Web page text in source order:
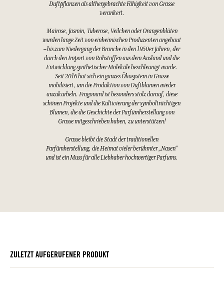
Duftpflanzen als althergebrachte Fähigkeit von Grasse
verankert.
Mairose, Jasmin, Tuberose, Veilchen oder Orangenblüten
wurden lange Zeit von einheimischen Produzenten angebaut
– bis zum Niedergang der Branche in den 1950er Jahren, der
durch den Import von Rohstoffen aus dem Ausland und die
Entwicklung synthetischer Moleküle beschleunigt wurde.
Seit 2016 hat sich ein ganzes Ökosystem in Grasse
mobilisiert, um die Produktion von Duftblumen wieder
anzukurbeln. Fragonard ist besonders stolz darauf, diese
schönen Projekte und die Kultivierung der symbolträchtigen
Blumen, die die Geschichte der Parfümherstellung von
Grasse mitgeschrieben haben, zu unterstützen!
Grasse bleibt die Stadt der traditionellen
Parfümherstellung, die Heimat vieler berühmter „Nasen“
und ist ein Muss für alle Liebhaber hochwertiger Parfums.
ZULETZT AUFGERUFENER PRODUKT